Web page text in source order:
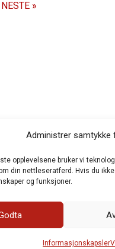
Administrer
opplevelsene bruker vi
din nettleseratferd. Hvis du
og funksjoner.
Informasjonskapsler
NESTE »
Vår
Frameworks AS| Logo av